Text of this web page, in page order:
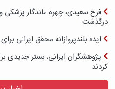
فرخ سعیدی، چهره ماندگار پزشکی
درگذشت
ایده بلندپروازانه محقق ایرانی
پژوهشگران ایرانی، بستر جدیدی
کردند